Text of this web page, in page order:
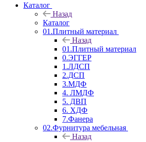
Каталог
Назад
Каталог
01.Плитный материал
Назад
01.Плитный материал
0.ЭГГЕР
1.ЛДСП
2.ДСП
3.МДФ
4. ЛМДФ
5. ДВП
6. ХДФ
7.Фанера
02.Фурнитура мебельная
Назад